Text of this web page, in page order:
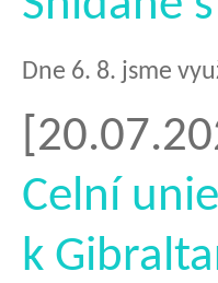
​Dne 6. 8. jsme
Celní
k